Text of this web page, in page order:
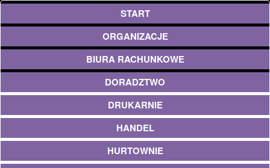
START
ORGANIZACJE
BIURA RACHUNKOWE
DORADZTWO
DRUKARNIE
HANDEL
HURTOWNIE